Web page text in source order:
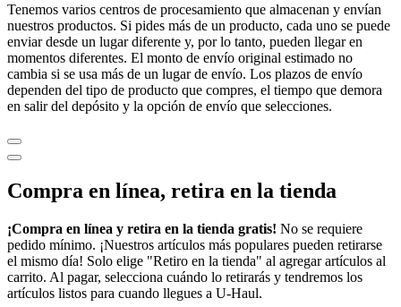
Tenemos varios centros de procesamiento que almacenan y envían
nuestros productos. Si pides más de un producto, cada uno se puede
enviar desde un lugar diferente y, por lo tanto, pueden llegar en
momentos diferentes. El monto de envío original estimado no
cambia si se usa más de un lugar de envío. Los plazos de envío
dependen del tipo de producto que compres, el tiempo que demora
en salir del depósito y la opción de envío que selecciones.
Compra en línea, retira en la tienda
¡Compra en línea y retira en la tienda gratis! No se requiere
pedido mínimo. ¡Nuestros artículos más populares pueden retirarse
el mismo día! Solo elige "Retiro en la tienda" al agregar artículos al
carrito. Al pagar, selecciona cuándo lo retirarás y tendremos los
artículos listos para cuando llegues a U-Haul.